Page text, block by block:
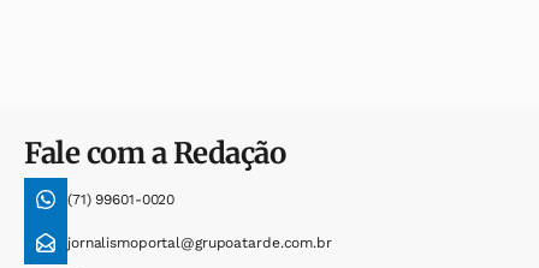
Fale com a Redação
(71) 99601-0020
jornalismoportal@grupoatarde.com.br